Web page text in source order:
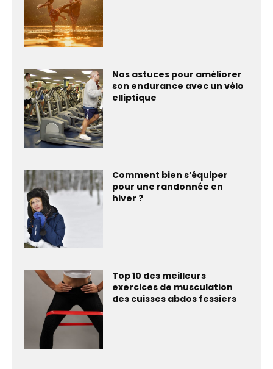
Nos astuces pour améliorer
son endurance avec un vélo
elliptique
Comment bien s’équiper
pour une randonnée en
hiver ?
Top 10 des meilleurs
exercices de musculation
des cuisses abdos fessiers